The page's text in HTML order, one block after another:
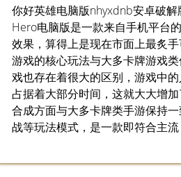
你好英雄电脑版nhyxdnb安卓破
Hero电脑版是一款来自手机平台
效果，算得上是现在市面上最炙
游戏的核心玩法与大多卡牌游戏
戏也存在着很大的区别，游戏中
占据着大部分时间，这就大大增
合成方面与大多卡牌类手游保持
战等玩法模式，是一款即符合主